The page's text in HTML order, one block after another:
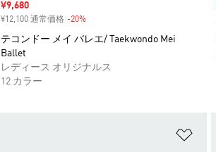
セール価格
¥9,680
¥12,100 通常価格 -20%
テコンドー メイ バレエ/ Taekwondo Mei
Ballet
レディース オリジナルス
12 カラー